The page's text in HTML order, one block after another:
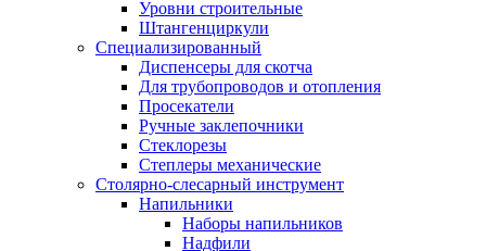
Уровни строительные
Штангенциркули
Специализированный
Диспенсеры для скотча
Для трубопроводов и отопления
Просекатели
Ручные заклепочники
Стеклорезы
Степлеры механические
Столярно-слесарный инструмент
Напильники
Наборы напильников
Надфили